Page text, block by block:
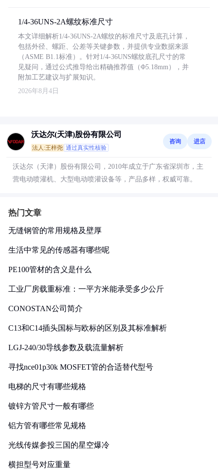
1/4-36UNS-2A螺纹标准尺寸
本文详细解析1/4-36UNS-2A螺纹的标准尺寸及底孔计算，
包括外径、螺距、公差等关键参数，并提供专业数据来源
（ASME B1.1标准）。针对1/4-36UNS螺纹底孔尺寸的常
见疑问，通过公式推导给出精确推荐值（Φ5.18mm），并
附加工艺建议与扩展知识。
2026年8月4日
沃达尔(天津)股份有限公司
法人:王梓尧 通过真实性核验
咨询 进店
沃达尔（天津）股份有限公司，2010年成立于广东省深圳市，主
营电动喷灌机、大型电动喷灌设备等，产品多样，权威可靠。
热门文章
无缝钢管的常用规格及壁厚
生活中常见的传感器有哪些呢
PE100管材的含义是什么
工业厂房载重标准：一平方米能承受多少公斤
CONOSTAN公司简介
C13和C14插头国标与欧标的区别及其标准解析
LGJ-240/30导线参数及载流量解析
寻找nce01p30k MOSFET管的合适替代型号
电梯的尺寸有哪些规格
镀锌方管尺寸一般有哪些
铝方管有哪些常见规格
光线传媒参投三国的星空爆冷
横担型号对应重量